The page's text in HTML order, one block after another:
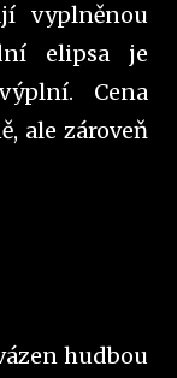
vyplněnou
elipsa je
Cena
ale zároveň
hudbou